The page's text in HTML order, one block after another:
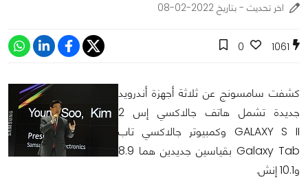
اخر تحديث - بتاريخ 2022-02-08
1061
0
كشفت سامسونج عن ثلاثة أجهزة أندرويد
جديدة تشمل هاتف جالاكسي إس 2
GALAXY S II وكمبيوتر جالاكسي تاب
Galaxy Tab بقياسين جديدين هما 8.9
و10.1 إنش.